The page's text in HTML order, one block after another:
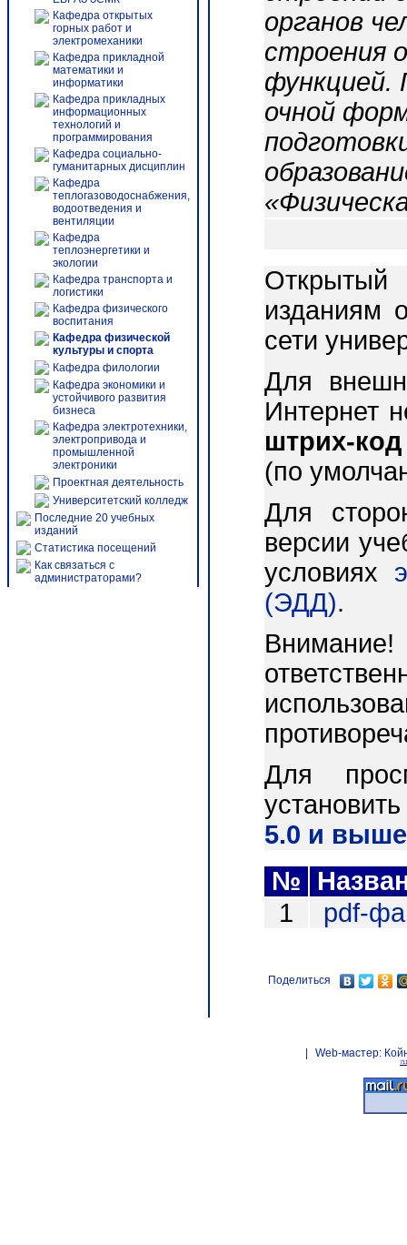
Кафедра открытых
горных работ и
электромеханики
Кафедра прикладной
математики и
информатики
Кафедра прикладных
информационных
технологий и
программирования
Кафедра социально-
гуманитарных дисциплин
Кафедра
теплогазоводоснабжения,
водоотведения и
вентиляции
Кафедра
теплоэнергетики и
экологии
Кафедра транспорта и
логистики
Кафедра физического
воспитания
Кафедра физической
культуры и спорта
Кафедра филологии
Кафедра экономики и
устойчивого развития
бизнеса
Кафедра электротехники,
электропривода и
промышленной
электроники
Проектная деятельность
Университетский колледж
Последние 20 учебных
изданий
Статистика посещений
Как связаться с
администраторами?
органов
строения
функцией.
очной
Открытый
изданиям
сети
Для
Интернет
штрих-код
(по
Для
версии
условиях
(ЭДД).
Для
5.0 и
№
1
pdf-
Поделиться
Web-мастер: